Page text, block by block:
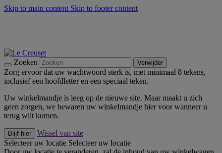
Skip to main content Skip to footer content
Zoeken Verwijder
Zorg ervoor dat uw wachtwoord sterk is, met minimaal 8 tekens,
inclusief een hoofdletter en een speciaal teken.
Uw winkelmandje is leeg op de nieuwe site. Maar maakt u zich
geen zorgen, we bewaren uw winkelmandje hier voor wanneer u
terug wilt komen.
Blijf hier
Wissel van site
Selecteer uw locatie Selecteer uw locatie